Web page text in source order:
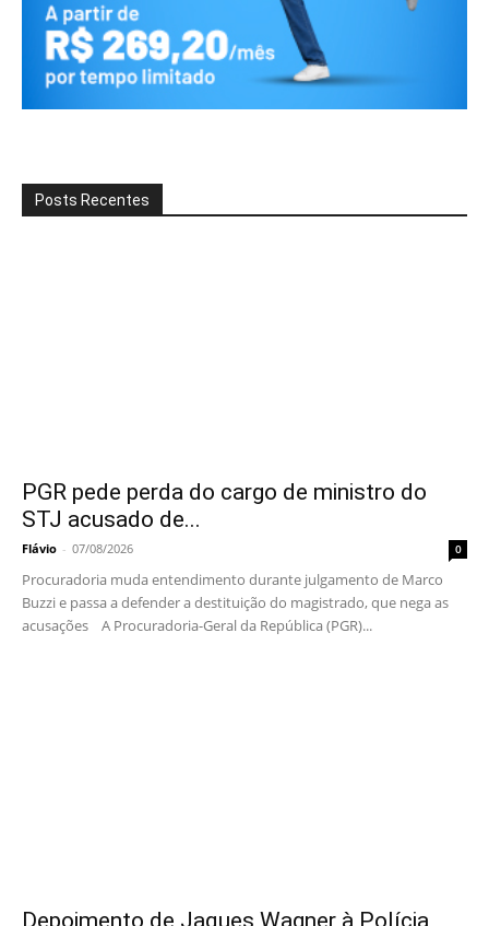
Posts Recentes
PGR pede perda do cargo de ministro do
STJ acusado de...
Flávio - 07/08/2026 0
Procuradoria muda entendimento durante julgamento de Marco
Buzzi e passa a defender a destituição do magistrado, que nega as
acusações A Procuradoria-Geral da República (PGR)...
Depoimento de Jaques Wagner à Polícia